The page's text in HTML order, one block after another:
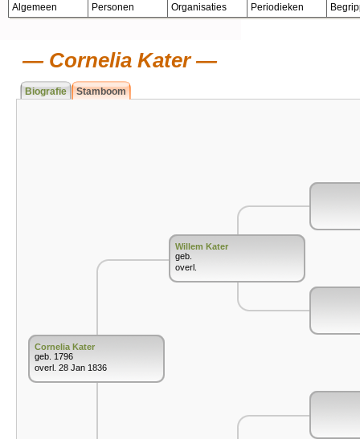
Algemeen Personen Organisaties Periodieken
Cornelia Kater
Biografie Stamboom
Cornelia Kater
geb. 1796
overl. 28 Jan 1836
Willem Kater
geb.
overl.